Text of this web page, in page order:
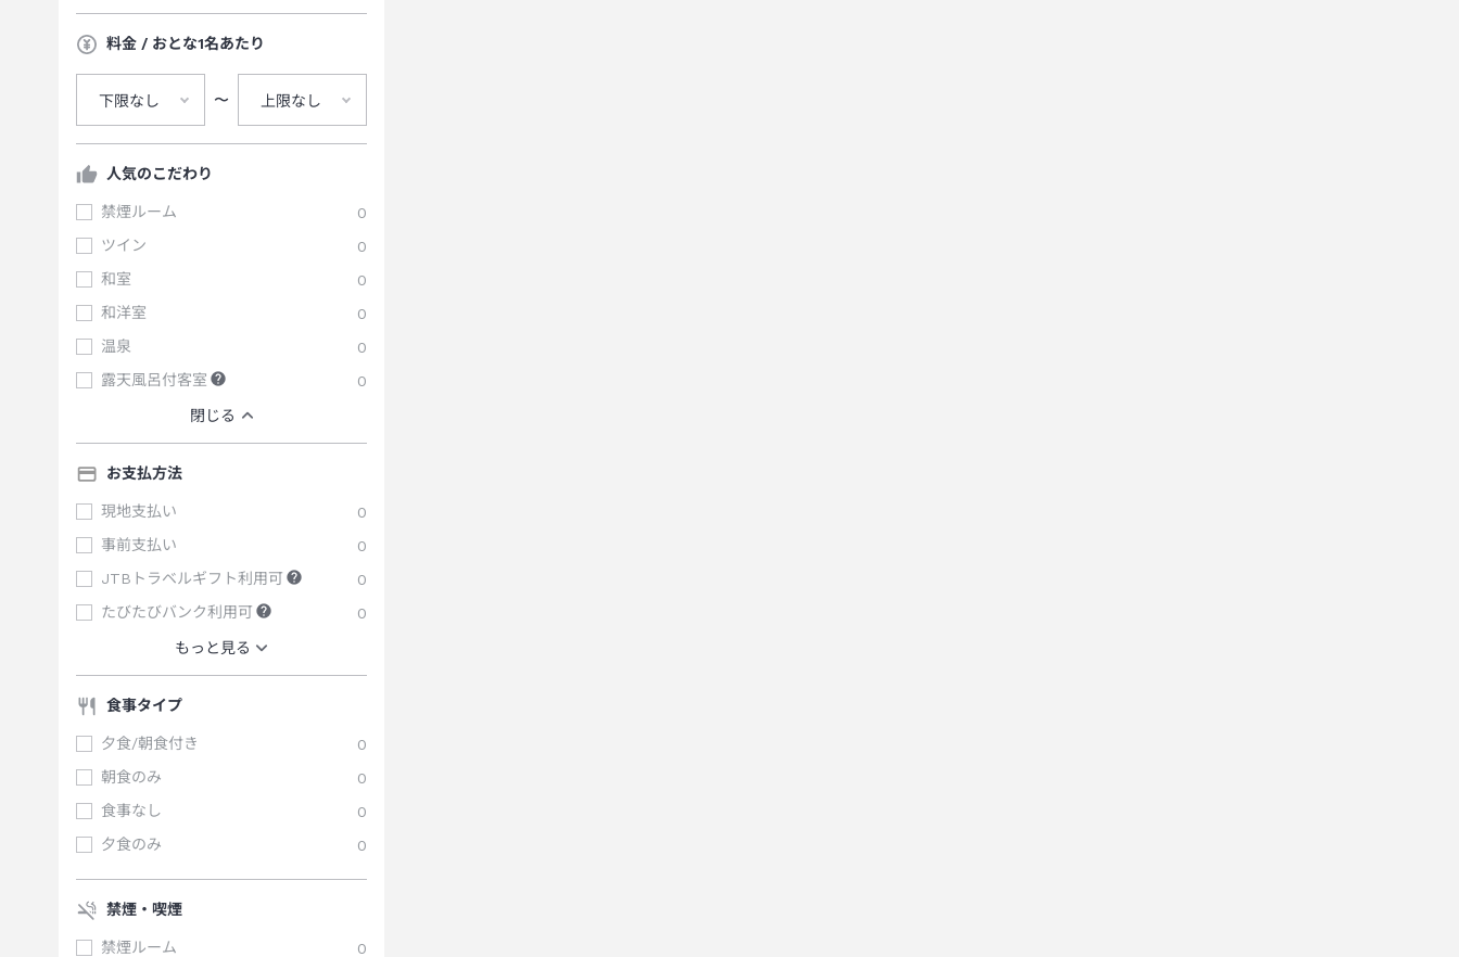
料金 / おとな1名あたり
下限なし 〜 上限なし
人気のこだわり
禁煙ルーム
0
ツイン
0
和室
0
和洋室
0
温泉
0
露天風呂付客室
0
閉じる
お支払方法
現地支払い
0
事前支払い
0
JTBトラベルギフト利用可
0
たびたびバンク利用可
0
もっと見る
食事タイプ
夕食/朝食付き
0
朝食のみ
0
食事なし
0
夕食のみ
0
禁煙・喫煙
禁煙ルーム
0